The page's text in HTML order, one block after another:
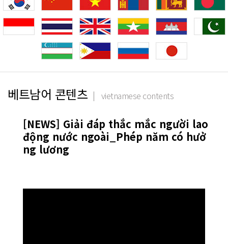
베트남어 콘텐츠 vietnamese contents
[NEWS] Giải đáp thắc mắc người lao
động nước ngoài_Phép năm có hưở
ng lương